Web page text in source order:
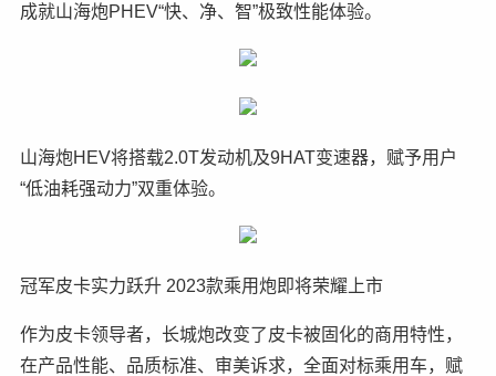
成就山海炮PHEV“快、净、智”极致性能体验。
山海炮HEV将搭载2.0T发动机及9HAT变速器，赋予用户
“低油耗强动力”双重体验。
冠军皮卡实力跃升 2023款乘用炮即将荣耀上市
作为皮卡领导者，长城炮改变了皮卡被固化的商用特性，
在产品性能、品质标准、审美诉求，全面对标乘用车，赋